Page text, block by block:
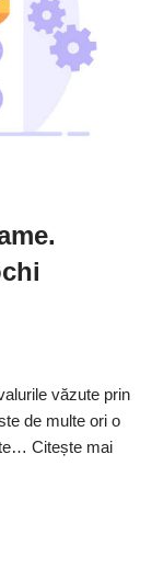
văzute prin
de multe ori o
Citește mai